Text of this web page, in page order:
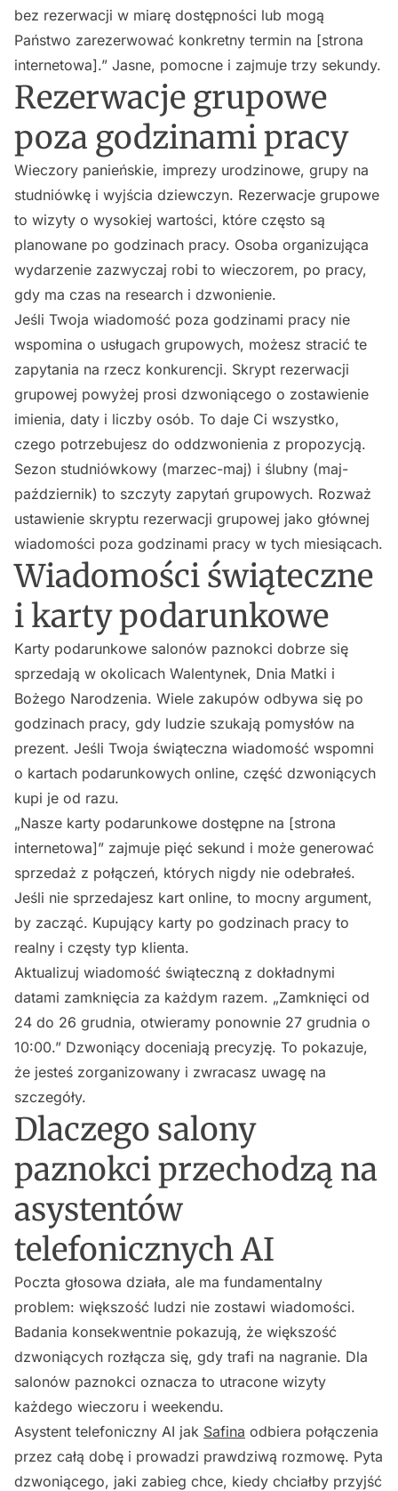
bez rezerwacji w miarę dostępności lub mogą
Państwo zarezerwować konkretny termin na [strona
internetowa].” Jasne, pomocne i zajmuje trzy sekundy.
Rezerwacje grupowe
poza godzinami pracy
Wieczory panieńskie, imprezy urodzinowe, grupy na
studniówkę i wyjścia dziewczyn. Rezerwacje grupowe
to wizyty o wysokiej wartości, które często są
planowane po godzinach pracy. Osoba organizująca
wydarzenie zazwyczaj robi to wieczorem, po pracy,
gdy ma czas na research i dzwonienie.
Jeśli Twoja wiadomość poza godzinami pracy nie
wspomina o usługach grupowych, możesz stracić te
zapytania na rzecz konkurencji. Skrypt rezerwacji
grupowej powyżej prosi dzwoniącego o zostawienie
imienia, daty i liczby osób. To daje Ci wszystko,
czego potrzebujesz do oddzwonienia z propozycją.
Sezon studniówkowy (marzec-maj) i ślubny (maj-
październik) to szczyty zapytań grupowych. Rozważ
ustawienie skryptu rezerwacji grupowej jako głównej
wiadomości poza godzinami pracy w tych miesiącach.
Wiadomości świąteczne
i karty podarunkowe
Karty podarunkowe salonów paznokci dobrze się
sprzedają w okolicach Walentynek, Dnia Matki i
Bożego Narodzenia. Wiele zakupów odbywa się po
godzinach pracy, gdy ludzie szukają pomysłów na
prezent. Jeśli Twoja świąteczna wiadomość wspomni
o kartach podarunkowych online, część dzwoniących
kupi je od razu.
„Nasze karty podarunkowe dostępne na [strona
internetowa]” zajmuje pięć sekund i może generować
sprzedaż z połączeń, których nigdy nie odebrałeś.
Jeśli nie sprzedajesz kart online, to mocny argument,
by zacząć. Kupujący karty po godzinach pracy to
realny i częsty typ klienta.
Aktualizuj wiadomość świąteczną z dokładnymi
datami zamknięcia za każdym razem. „Zamknięci od
24 do 26 grudnia, otwieramy ponownie 27 grudnia o
10:00.” Dzwoniący doceniają precyzję. To pokazuje,
że jesteś zorganizowany i zwracasz uwagę na
szczegóły.
Dlaczego salony
paznokci przechodzą na
asystentów
telefonicznych AI
Poczta głosowa działa, ale ma fundamentalny
problem: większość ludzi nie zostawi wiadomości.
Badania konsekwentnie pokazują, że większość
dzwoniących rozłącza się, gdy trafi na nagranie. Dla
salonów paznokci oznacza to utracone wizyty
każdego wieczoru i weekendu.
Asystent telefoniczny AI jak Safina odbiera połączenia
przez całą dobę i prowadzi prawdziwą rozmowę. Pyta
dzwoniącego, jaki zabieg chce, kiedy chciałby przyjść